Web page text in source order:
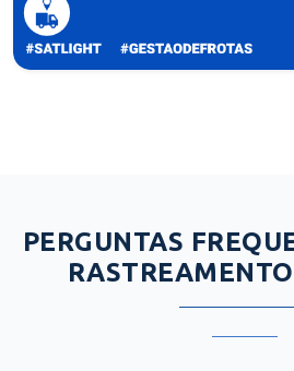
PERGUNTAS